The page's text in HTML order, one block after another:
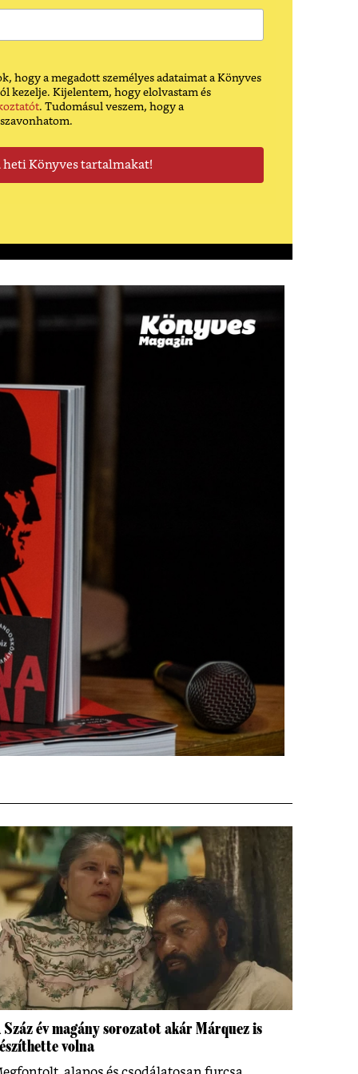
hogy a megadott személyes adataimat a Könyves
kezelje. Kijelentem, hogy elolvastam és
. Tudomásul veszem, hogy a
Száz év magány sorozatot akár Márquez is
volna